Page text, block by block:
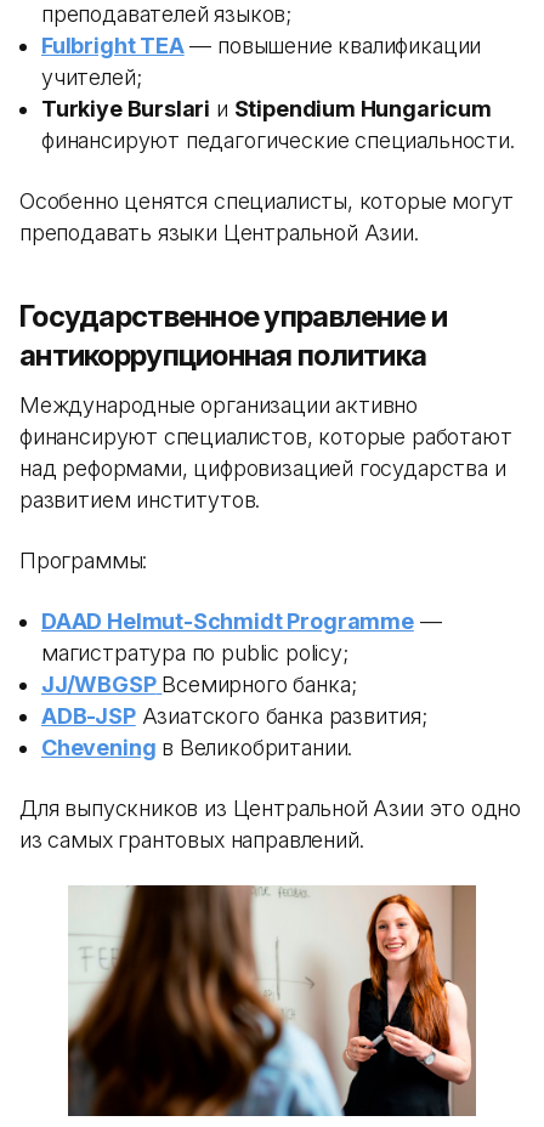
преподавателей языков;
Fulbright TEA— повышение квалификации
учителей;
Turkiye Burslari и Stipendium Hungaricum
финансируют педагогические специальности.
Особенно ценятся специалисты, которые могут
преподавать языки Центральной Азии.
Государственное управление и
антикоррупционная политика
Международные организации активно
финансируют специалистов, которые работают
над реформами, цифровизацией государства и
развитием институтов.
Программы:
DAAD Helmut-Schmidt Programme—
магистратура по public policy;
JJ/WBGSP Всемирного банка;
ADB-JSPАзиатского банка развития;
Chevening в Великобритании.
Для выпускников из Центральной Азии это одно
из самых грантовых направлений.